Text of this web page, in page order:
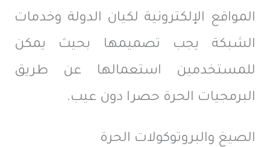
المواقع الإلكترونية لكيان الدولة وخدمات
الشبكة يجب تصميمها بحيث يمكن
للمستخدمين استعمالها عن طريق
البرمجيات الحرة حصرا دون عيب.
الصيغ والبروتوكولات الحرة